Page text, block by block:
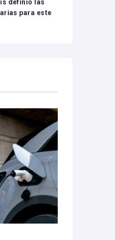
definió las
para este